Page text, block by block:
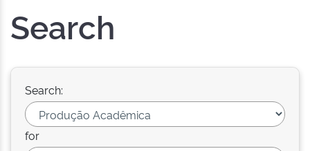
Search
Search:
for